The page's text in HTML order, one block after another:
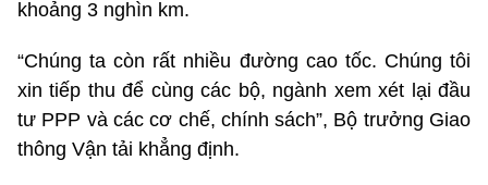
khoảng 3 nghìn km.
“Chúng ta còn rất nhiều đường cao tốc. Chúng tôi
xin tiếp thu để cùng các bộ, ngành xem xét lại đầu
tư PPP và các cơ chế, chính sách”, Bộ trưởng Giao
thông Vận tải khẳng định.